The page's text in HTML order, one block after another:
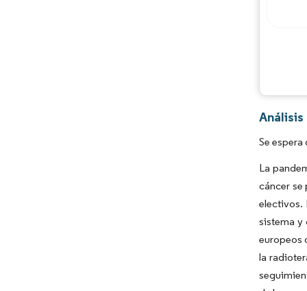
Se
La
cáncer se
electivos.
sistema y
europeos
la